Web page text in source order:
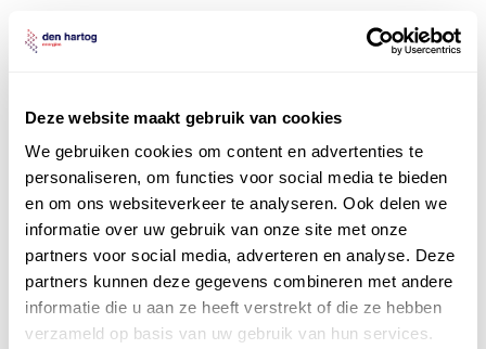
Deze website maakt gebruik van cookies
We gebruiken cookies om content en advertenties te
personaliseren, om functies voor social media te bieden
en om ons websiteverkeer te analyseren. Ook delen we
informatie over uw gebruik van onze site met onze
partners voor social media, adverteren en analyse. Deze
partners kunnen deze gegevens combineren met andere
informatie die u aan ze heeft verstrekt of die ze hebben
verzameld op basis van uw gebruik van hun services.